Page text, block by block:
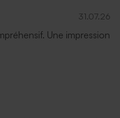
31.07.26
Une impression